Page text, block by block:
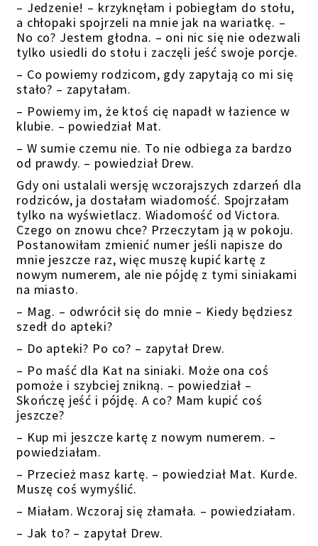
– Jedzenie! – krzyknęłam i pobiegłam do stołu,
a chłopaki spojrzeli na mnie jak na wariatkę. –
No co? Jestem głodna. – oni nic się nie odezwali
tylko usiedli do stołu i zaczęli jeść swoje porcje.
– Co powiemy rodzicom, gdy zapytają co mi się
stało? – zapytałam.
– Powiemy im, że ktoś cię napadł w łazience w
klubie. – powiedział Mat.
– W sumie czemu nie. To nie odbiega za bardzo
od prawdy. – powiedział Drew.
Gdy oni ustalali wersję wczorajszych zdarzeń dla
rodziców, ja dostałam wiadomość. Spojrzałam
tylko na wyświetlacz. Wiadomość od Victora.
Czego on znowu chce? Przeczytam ją w pokoju.
Postanowiłam zmienić numer jeśli napisze do
mnie jeszcze raz, więc muszę kupić kartę z
nowym numerem, ale nie pójdę z tymi siniakami
na miasto.
– Mag. – odwrócił się do mnie – Kiedy będziesz
szedł do apteki?
– Do apteki? Po co? – zapytał Drew.
– Po maść dla Kat na siniaki. Może ona coś
pomoże i szybciej znikną. – powiedział –
Skończę jeść i pójdę. A co? Mam kupić coś
jeszcze?
– Kup mi jeszcze kartę z nowym numerem. –
powiedziałam.
– Przecież masz kartę. – powiedział Mat. Kurde.
Muszę coś wymyślić.
– Miałam. Wczoraj się złamała. – powiedziałam.
– Jak to? – zapytał Drew.